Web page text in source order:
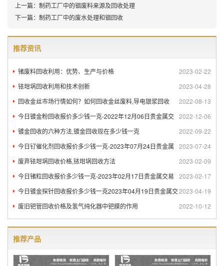
上一篇： 制药工厂中的铟废料来源及回收处理
下一篇： 制药工厂中的废水处理和铟回收
推荐资讯
2023-02-22
锗废料回收利用：优势、生产与价格
2023-04-28
铱坩埚回收利用和技术创新
2022-08-13
回收金丝市场行情如何？如何回收金丝废料,导电银浆回收
2022-12-06
今日镀金粉回收报价多少钱一克-2022年12月06日贵金属交
2022-09-22
镀金回收的六种方法,镀金回收现在多少钱一克
2023-07-24
今日钌催化剂回收报价多少钱一克-2023年07月24日贵金属
2023-02-09
废弃铱坩埚回收价格,铱坩埚回收方法
2023-02-17
今日锗粒回收报价多少钱一克-2023年02月17日贵金属交易
2023-04-19
今日镀金探针回收报价多少钱一克2023年04月19日贵金属交
2022-10-12
废旧钯管回收价格及氢气纯化器中钯膜的作用
推荐产品